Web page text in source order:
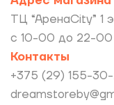
ТЦ “АренаCity” 1
с 10-00 до 22-
Контакты
+375 (29) 155-